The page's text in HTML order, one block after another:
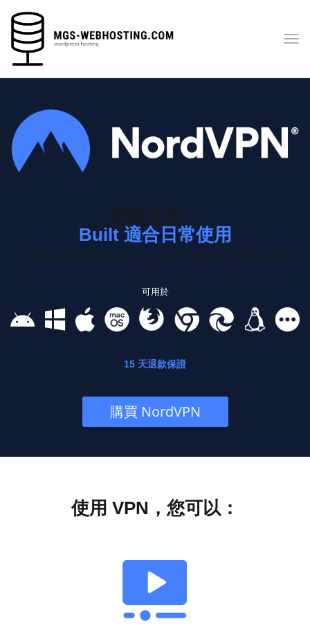
切
網絡安全。
Built 適合日常使用
保護您的連接並隱藏您的 IP。
Block 惡意軟件，跟踪器和廣
告。
可用於
15 天退款保證
購買 NordVPN
使用 VPN，您可以：